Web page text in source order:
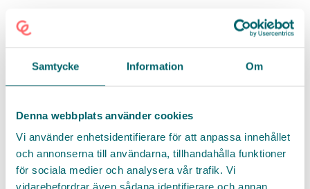
Samtycke Information Om
Denna webbplats använder cookies
Vi använder enhetsidentifierare för att anpassa innehållet
och annonserna till användarna, tillhandahålla funktioner
för sociala medier och analysera vår trafik. Vi
vidarebefordrar även sådana identifierare och annan
"Jag vet att det kommer få mig att
Facebook
Twitter
Titel
E-post *